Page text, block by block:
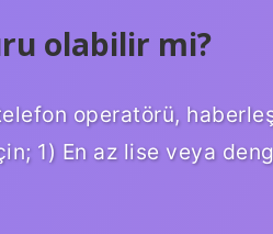
olabilir mi?
operatörü,
1) En az lise veya